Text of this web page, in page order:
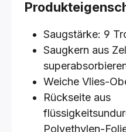
Saugstärke: 9
Saugkern aus
Weiche Vlies-
Rückseite aus
Polyethylen-